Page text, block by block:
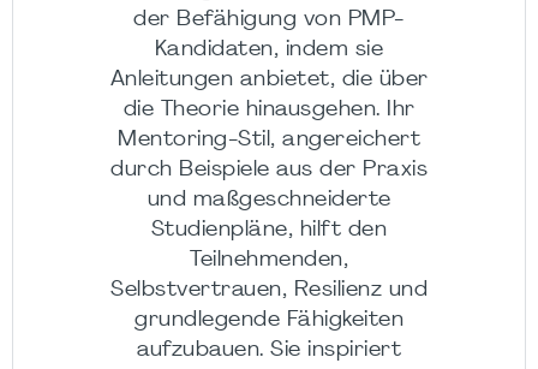
der Befähigung von PMP-
Kandidaten, indem sie
Anleitungen anbietet, die über
die Theorie hinausgehen. Ihr
Mentoring-Stil, angereichert
durch Beispiele aus der Praxis
und maßgeschneiderte
Studienpläne, hilft den
Teilnehmenden,
Selbstvertrauen, Resilienz und
grundlegende Fähigkeiten
aufzubauen. Sie inspiriert